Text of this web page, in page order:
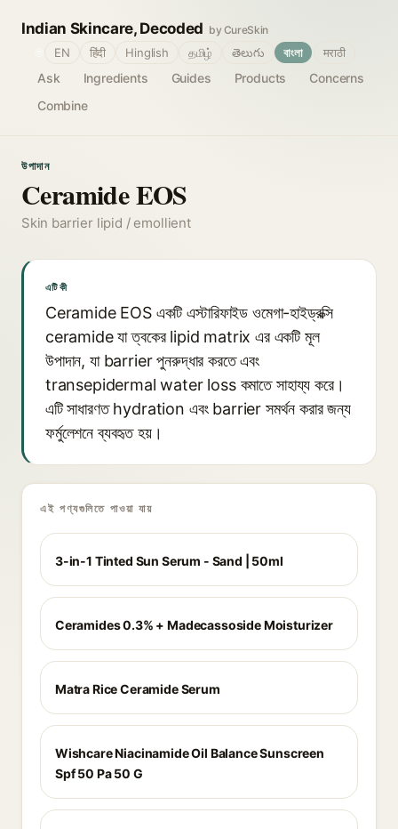
Indian Skincare, Decoded by CureSkin
Ask Ingredients Guides Products
Concerns
Combine
EN हिंदी Hinglish தமிழ் తెలుగు বাংলা मराठी
উপাদান
Ceramide EOS
Skin barrier lipid / emollient
এটি কী
Ceramide EOS একটি এস্টারিফাইড ওমেগা-হাইড্রক্সি
ceramide যা ত্বকের lipid matrix এর একটি মূল
উপাদান, যা barrier পুনরুদ্ধার করতে এবং
transepidermal water loss কমাতে সাহায্য করে।
এটি সাধারণত hydration এবং barrier সমর্থন করার জন্য
ফর্মুলেশনে ব্যবহৃত হয়।
এই পণ্যগুলিতে পাওয়া যায়
3-in-1 Tinted Sun Serum - Sand | 50ml
Ceramides 0.3% + Madecassoside Moisturizer
Matra Rice Ceramide Serum
Wishcare Niacinamide Oil Balance Sunscreen
Spf 50 Pa 50 G